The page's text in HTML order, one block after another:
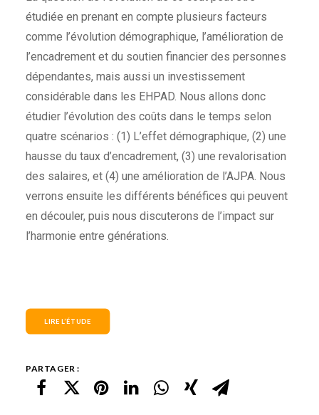
étudiée en prenant en compte plusieurs facteurs
comme l’évolution démographique, l’amélioration de
l’encadrement et du soutien financier des personnes
dépendantes, mais aussi un investissement
considérable dans les EHPAD. Nous allons donc
étudier l’évolution des coûts dans le temps selon
quatre scénarios : (1) L’effet démographique, (2) une
hausse du taux d’encadrement, (3) une revalorisation
des salaires, et (4) une amélioration de l’AJPA. Nous
verrons ensuite les différents bénéfices qui peuvent
en découler, puis nous discuterons de l’impact sur
l’harmonie entre générations.
LIRE L’ÉTUDE
PARTAGER :